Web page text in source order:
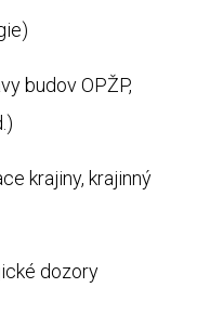
budov OPŽP,
krajiny, krajinný
dozory